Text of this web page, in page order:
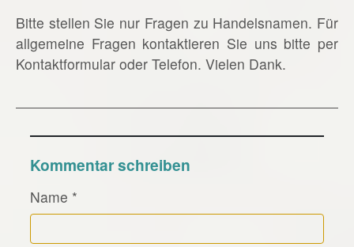
Bitte stellen Sie nur Fragen zu Handelsnamen. Für
allgemeine Fragen kontaktieren Sie uns bitte per
Kontaktformular oder Telefon. Vielen Dank.
Kommentar schreiben
Name *